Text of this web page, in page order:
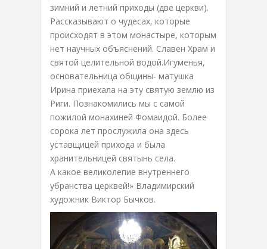
зимний и летний приходы (две церкви).
Рассказывают о чудесах, которые
происходят в этом монастыре, которым
нет научных объяснений. Славен Храм и
святой целительной водой.Игуменья,
основательница общины- матушка
Ирина приехала на эту святую землю из
Риги. Познакомились мы с самой
пожилой монахиней Фомаидой. Более
сорока лет прослужила она здесь
уставщицей прихода и была
хранительницей святынь села.
А какое великолепие внутреннего
убранства церквей!» Владимирский
художник Виктор Бычков.